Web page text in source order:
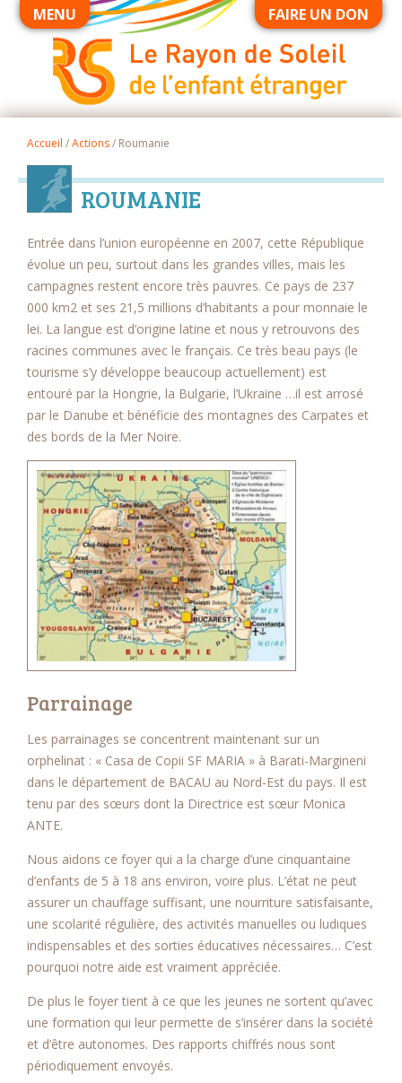
FAIRE UN DON
MENU
Accueil /Actions/ Roumanie
ROUMANIE
Entrée dans l’union européenne en 2007, cette République
évolue un peu, surtout dans les grandes villes, mais les
campagnes restent encore très pauvres. Ce pays de 237
000 km2 et ses 21,5 millions d’habitants a pour monnaie le
lei. La langue est d’origine latine et nous y retrouvons des
racines communes avec le français. Ce très beau pays (le
tourisme s’y développe beaucoup actuellement) est
entouré par la Hongrie, la Bulgarie, l’Ukraine …il est arrosé
par le Danube et bénéficie des montagnes des Carpates et
des bords de la Mer Noire.
Parrainage
Les parrainages se concentrent maintenant sur un
orphelinat : « Casa de Copii SF MARIA » à Barati-Margineni
dans le département de BACAU au Nord-Est du pays. Il est
tenu par des sœurs dont la Directrice est sœur Monica
ANTE.
Nous aidons ce foyer qui a la charge d’une cinquantaine
d’enfants de 5 à 18 ans environ, voire plus. L’état ne peut
assurer un chauffage suffisant, une nourriture satisfaisante,
une scolarité régulière, des activités manuelles ou ludiques
indispensables et des sorties éducatives nécessaires… C’est
pourquoi notre aide est vraiment appréciée.
De plus le foyer tient à ce que les jeunes ne sortent qu’avec
une formation qui leur permette de s’insérer dans la société
et d’être autonomes. Des rapports chiffrés nous sont
périodiquement envoyés.